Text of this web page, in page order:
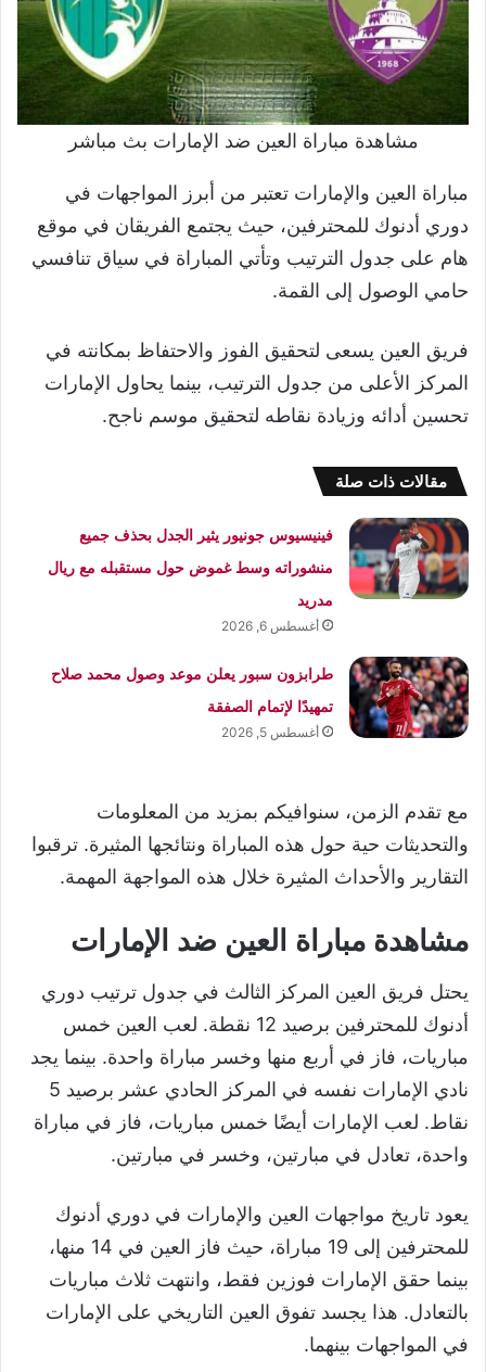
مشاهدة مباراة العين ضد الإمارات بث مباشر
مباراة العين والإمارات تعتبر من أبرز المواجهات في
دوري أدنوك للمحترفين، حيث يجتمع الفريقان في موقع
هام على جدول الترتيب وتأتي المباراة في سياق تنافسي
حامي الوصول إلى القمة.
فريق العين يسعى لتحقيق الفوز والاحتفاظ بمكانته في
المركز الأعلى من جدول الترتيب، بينما يحاول الإمارات
تحسين أدائه وزيادة نقاطه لتحقيق موسم ناجح.
مقالات ذات صلة
فينيسيوس جونيور يثير الجدل بحذف جميع
منشوراته وسط غموض حول مستقبله مع ريال
مدريد
أغسطس 6, 2026
طرابزون سبور يعلن موعد وصول محمد صلاح
تمهيدًا لإتمام الصفقة
أغسطس 5, 2026
مع تقدم الزمن، سنوافيكم بمزيد من المعلومات
والتحديثات حية حول هذه المباراة ونتائجها المثيرة. ترقبوا
التقارير والأحداث المثيرة خلال هذه المواجهة المهمة.
مشاهدة مباراة العين ضد الإمارات
يحتل فريق العين المركز الثالث في جدول ترتيب دوري
أدنوك للمحترفين برصيد 12 نقطة. لعب العين خمس
مباريات، فاز في أربع منها وخسر مباراة واحدة. بينما يجد
نادي الإمارات نفسه في المركز الحادي عشر برصيد 5
نقاط. لعب الإمارات أيضًا خمس مباريات، فاز في مباراة
واحدة، تعادل في مبارتين، وخسر في مبارتين.
يعود تاريخ مواجهات العين والإمارات في دوري أدنوك
للمحترفين إلى 19 مباراة، حيث فاز العين في 14 منها،
بينما حقق الإمارات فوزين فقط، وانتهت ثلاث مباريات
بالتعادل. هذا يجسد تفوق العين التاريخي على الإمارات
في المواجهات بينهما.